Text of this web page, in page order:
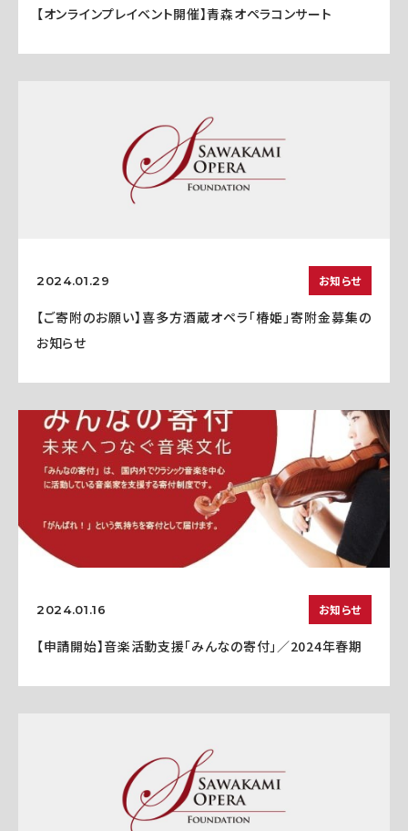
【オンラインプレイベント開催】青森オペラコンサート
2024.01.29 お知らせ
【ご寄附のお願い】喜多方酒蔵オペラ「椿姫」寄附金募集の
お知らせ
2024.01.16 お知らせ
【申請開始】音楽活動支援「みんなの寄付」／2024年春期